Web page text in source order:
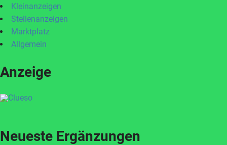
Kleinanzeigen
Stellenanzeigen
Marktplatz
Allgemein
Anzeige
Neueste Ergänzungen